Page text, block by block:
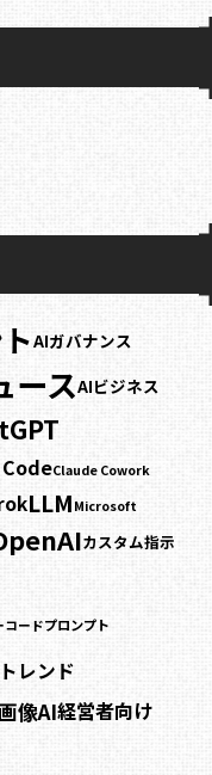
AIガバナンス
ースAIビジネス
Claude Cowork
LLM Microsoft
カスタム指示
コードプロンプト
レンド
像AI経営者向け